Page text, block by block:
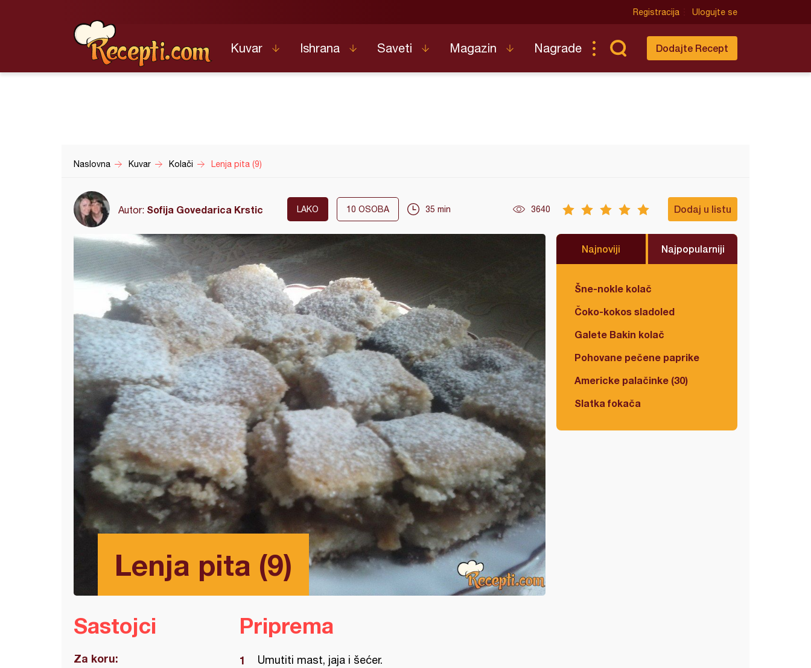
Registracija Ulogujte se
Kuvar Ishrana Saveti Magazin Nagrade Dodajte Recept
Naslovna Kuvar Kolači Lenja pita (9)
Autor: Sofija Govedarica Krstic LAKO 10 OSOBA 35 min 3640 Dodaj u listu
Lenja pita (9)
Najnoviji Najpopularniji
Šne-nokle kolač
Čoko-kokos sladoled
Galete Bakin kolač
Pohovane pečene paprike
Americke palačinke (30)
Slatka fokača
Sastojci
Za koru:
Priprema
Umutiti mast, jaja i šećer.